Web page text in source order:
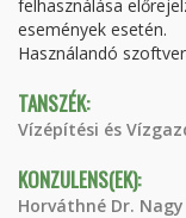
felhasználása
események esetén.
Használandó
TANSZÉK:
Vízépítési és
KONZULENS(EK):
Horváthné Dr.